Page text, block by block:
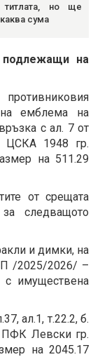
но ще
сума
на
емблема на
с ал. 7 от
1948 гр.
на 511.29
от срещата
следващото
и димки, на
/2025/2026/ –
имуществена
ал.1, т.22.2, б.
Левски гр.
на 2045.17